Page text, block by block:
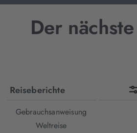
Der
Reiseberichte
Gebrauchsanweisung
Weltreise